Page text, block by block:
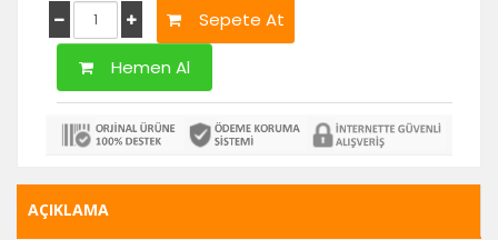
Sepete At
Hemen Al
AÇIKLAMA